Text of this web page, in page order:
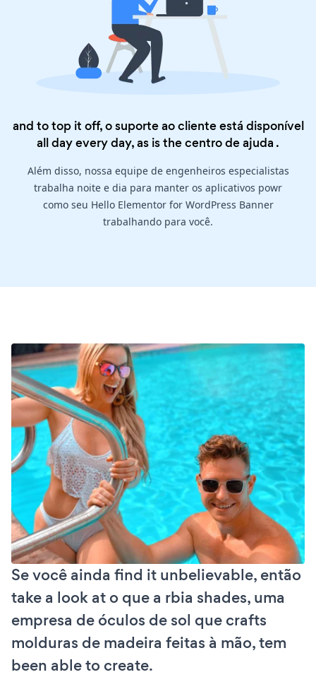
and to top it off, o suporte ao cliente está disponível
all day every day, as is thecentro de ajuda .
Além disso, nossa equipe de engenheiros especialistas
trabalha noite e dia para manter os aplicativos powr
como seu Hello Elementor for WordPress Banner
trabalhando para você.
Se você ainda find it unbelievable, então
take a look at o que a rbia shades, uma
empresa de óculos de sol que crafts
molduras de madeira feitas à mão, tem
been able to create.